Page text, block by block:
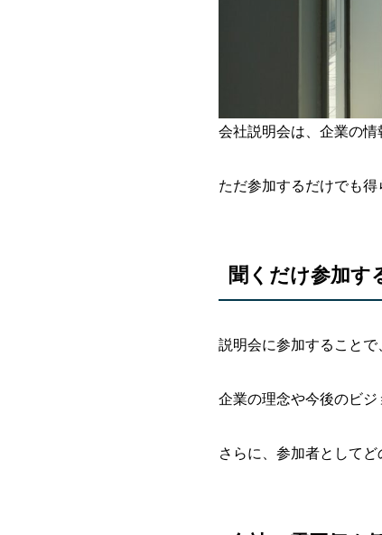
会社説明会は、企業の情
ただ参加するだけでも
聞くだけ参加す
説明会に参加することで
企業の理念や今後のビ
さらに、参加者として